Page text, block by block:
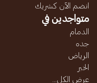
انضم الآن كشريك
متواجدين في
الدمام
جده
الرياض
الخبر
عرض الكل...